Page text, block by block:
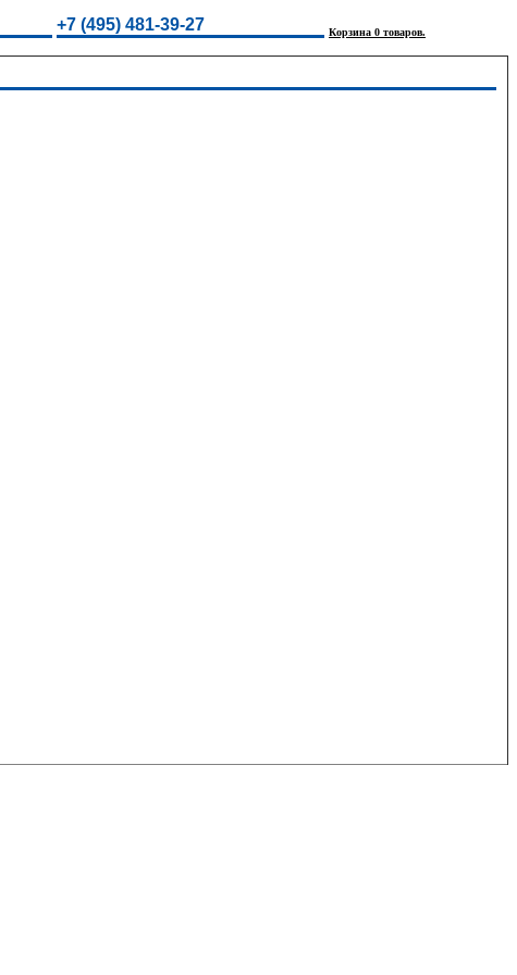
+7 (495) 481-39-27 Корзина 0 товаров.